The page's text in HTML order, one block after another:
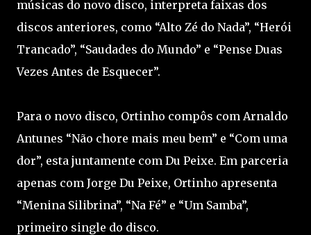
músicas do novo disco, interpreta faixas dos
discos anteriores, como “Alto Zé do Nada”, “Herói
Trancado”, “Saudades do Mundo” e “Pense Duas
Vezes Antes de Esquecer”.
Para o novo disco, Ortinho compôs com Arnaldo
Antunes “Não chore mais meu bem” e “Com uma
dor”, esta juntamente com Du Peixe. Em parceria
apenas com Jorge Du Peixe, Ortinho apresenta
“Menina Silibrina”, “Na Fé” e “Um Samba”,
primeiro single do disco.